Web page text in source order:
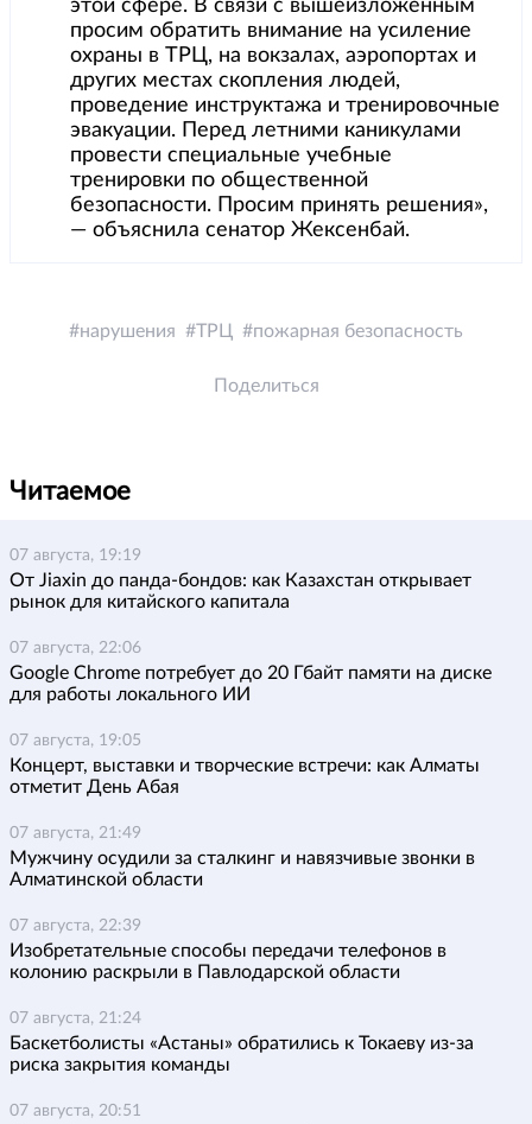
этой сфере. В связи с вышеизложенным
просим обратить внимание на усиление
охраны в ТРЦ, на вокзалах, аэропортах и
других местах скопления людей,
проведение инструктажа и тренировочные
эвакуации. Перед летними каникулами
провести специальные учебные
тренировки по общественной
безопасности. Просим принять решения»,
— объяснила сенатор Жексенбай.
нарушения ТРЦ пожарная безопасность
Поделиться
Читаемое
07 августа, 19:19
От Jiaxin до панда-бондов: как Казахстан открывает
рынок для китайского капитала
07 августа, 22:06
Google Chrome потребует до 20 Гбайт памяти на диске
для работы локального ИИ
07 августа, 19:05
Концерт, выставки и творческие встречи: как Алматы
отметит День Абая
07 августа, 21:49
Мужчину осудили за сталкинг и навязчивые звонки в
Алматинской области
07 августа, 22:39
Изобретательные способы передачи телефонов в
колонию раскрыли в Павлодарской области
07 августа, 21:24
Баскетболисты «Астаны» обратились к Токаеву из-за
риска закрытия команды
07 августа, 20:51